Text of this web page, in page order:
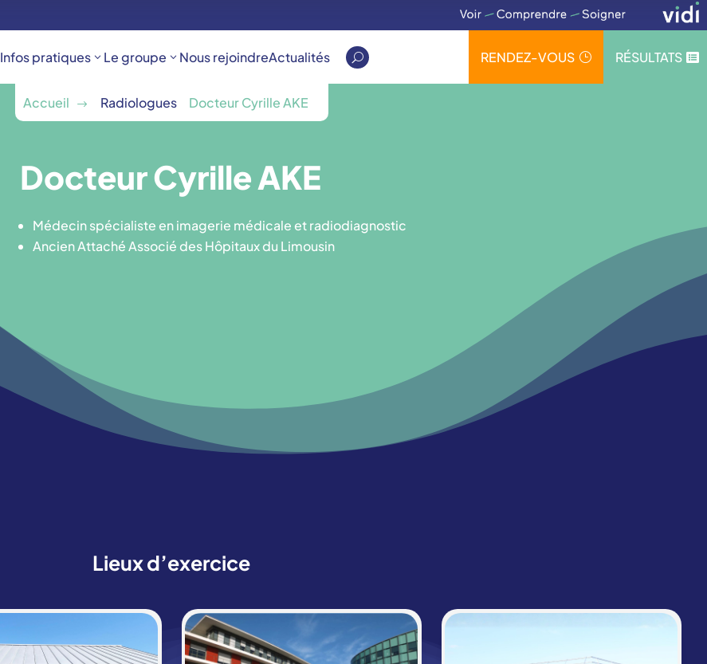
Infos pratiques Le groupe Nous rejoindreActualités U RENDEZ-VOUS } RÉSULTATS 
Accueil $ Radiologues Docteur Cyrille AKE
Docteur Cyrille AKE
Médecin spécialiste en imagerie médicale et radiodiagnostic
Ancien Attaché Associé des Hôpitaux du Limousin
Lieux d’exercice